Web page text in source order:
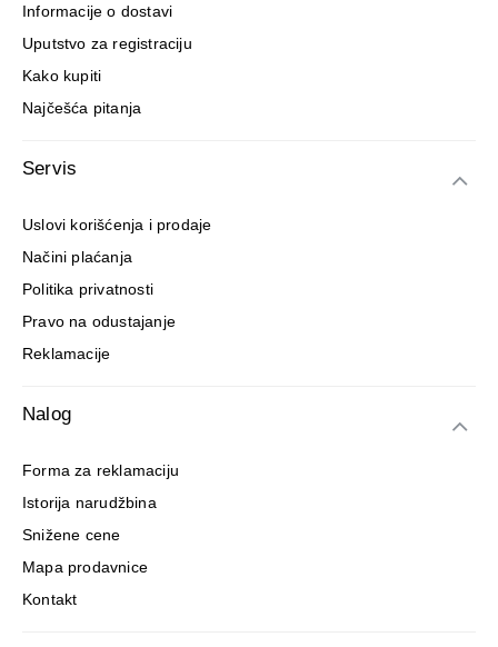
Informacije o dostavi
Uputstvo za registraciju
Kako kupiti
Najčešća pitanja
Servis
Uslovi korišćenja i prodaje
Načini plaćanja
Politika privatnosti
Pravo na odustajanje
Reklamacije
Nalog
Forma za reklamaciju
Istorija narudžbina
Snižene cene
Mapa prodavnice
Kontakt